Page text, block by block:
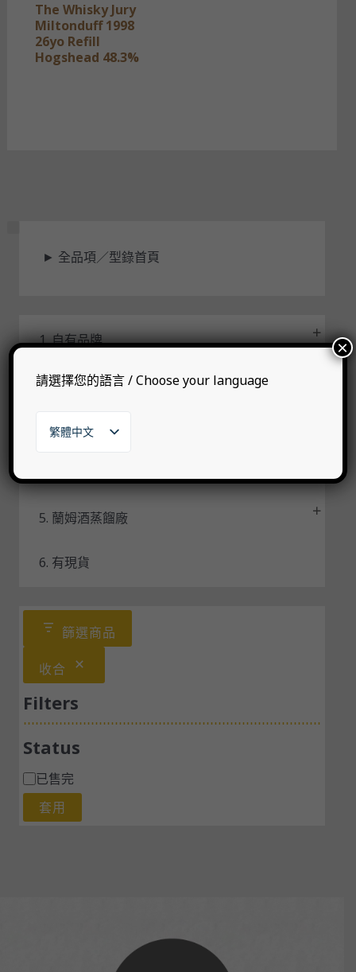
The Whisky Jury
Miltonduff 1998
26yo Refill
Hogshead 48.3%
► 全品項／型錄首頁
1. 自有品牌
2. 代理品牌
3. 其他烈酒
5. 蘭姆酒蒸餾廠
6. 有現貨
篩選商品
收合
Filters
Status
已售完
套用
請選擇您的語言 / Choose your language
繁體中文
English
한국어
×